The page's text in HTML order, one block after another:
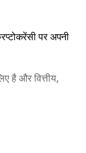
पर अपनी
है और वित्तीय,